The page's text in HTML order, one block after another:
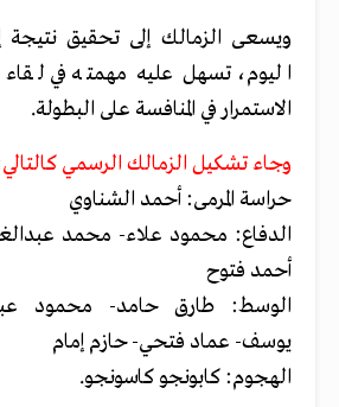
ويسعى الزمالك إلى تحقيق نتيجة
اليوم، تسهل عليه مهمته في
الاستمرار في المنافسة على البطولة.
وجاء تشكيل الزمالك الرسمي
حراسة المرمى: أحمد الشناوي
الدفاع: محمود علاء- محمد
أحمد فتوح
الوسط: طارق حامد- محمود
يوسف- عماد فتحي- حازم إمام
الهجوم: كابونجو كاسونجو.